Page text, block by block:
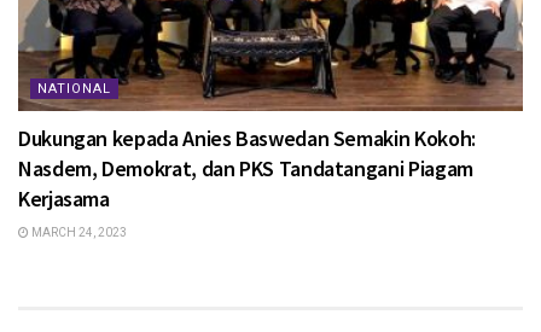
NATIONAL
Dukungan kepada Anies Baswedan Semakin Kokoh:
Nasdem, Demokrat, dan PKS Tandatangani Piagam
Kerjasama
MARCH 24, 2023